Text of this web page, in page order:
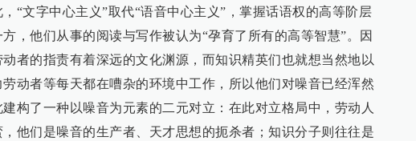
“文字中心主义”取代“语音中心主义”，掌握话语权的高等阶层
，他们从事的阅读与写作被认为“孕育了所有的高等智慧”。因
者的指责有着深远的文化渊源，而知识精英们也就想当然地以
动者等每天都在嘈杂的环境中工作，所以他们对噪音已经浑然
构了一种以噪音为元素的二元对立：在此对立格局中，劳动人
他们是噪音的生产者、天才思想的扼杀者；知识分子则往往是